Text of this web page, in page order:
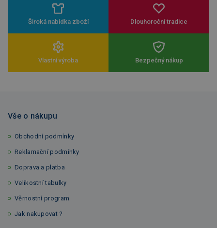
Široká nabídka zboží Dlouhoroční tradice
Vlastní výroba Bezpečný nákup
Vše o nákupu
Obchodní podmínky
Reklamační podmínky
Doprava a platba
Velikostní tabulky
Věrnostní program
Jak nakupovat ?